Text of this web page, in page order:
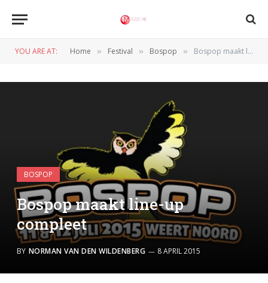
YOU ARE AT: Home » Festival » Bospop » Bospop maakt line-up compleet
BOSPOP
Bospop maakt line-up
compleet
BY NORMAN VAN DEN WILDENBERG 8 APRIL 2015